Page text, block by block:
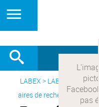
LABEX > LABEX COMOD>
aires de recherche>